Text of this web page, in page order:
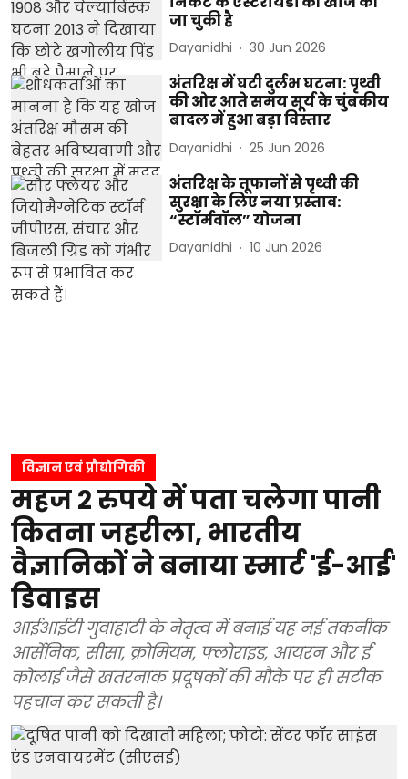
जा चुकी है
Dayanidhi 30 Jun 2026
अंतरिक्ष में घटी दुर्लभ घटना: पृथ्वी
की ओर आते समय सूर्य के चुंबकीय
बादल में हुआ बड़ा विस्तार
Dayanidhi 25 Jun 2026
अंतरिक्ष के तूफानों से पृथ्वी की
सुरक्षा के लिए नया प्रस्ताव:
“स्टॉर्मवॉल” योजना
Dayanidhi 10 Jun 2026
विज्ञान एवं प्रौद्योगिकी
महज 2 रुपये में पता चलेगा पानी
कितना जहरीला, भारतीय
वैज्ञानिकों ने बनाया स्मार्ट 'ई-आई'
डिवाइस
आईआईटी गुवाहाटी के नेतृत्व में बनाई यह नई तकनीक
आर्सेनिक, सीसा, क्रोमियम, फ्लोराइड, आयरन और ई
कोलाई जैसे खतरनाक प्रदूषकों की मौके पर ही सटीक
पहचान कर सकती है।